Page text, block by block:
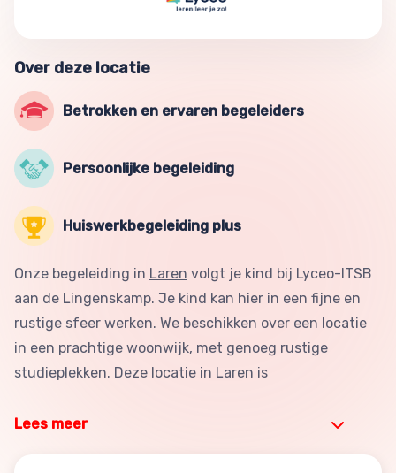
Over deze locatie
Betrokken en ervaren begeleiders
Persoonlijke begeleiding
Huiswerkbegeleiding plus
Onze begeleiding in Laren volgt je kind bij Lyceo-ITSB
aan de Lingenskamp. Je kind kan hier in een fijne en
rustige sfeer werken. We beschikken over een locatie
in een prachtige woonwijk, met genoeg rustige
studieplekken. Deze locatie in Laren is
Lees meer